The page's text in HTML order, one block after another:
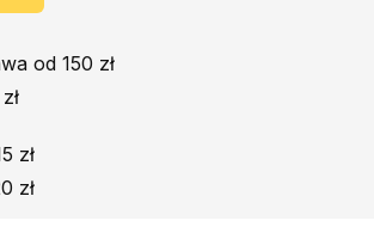
od 150 zł
zł
zł